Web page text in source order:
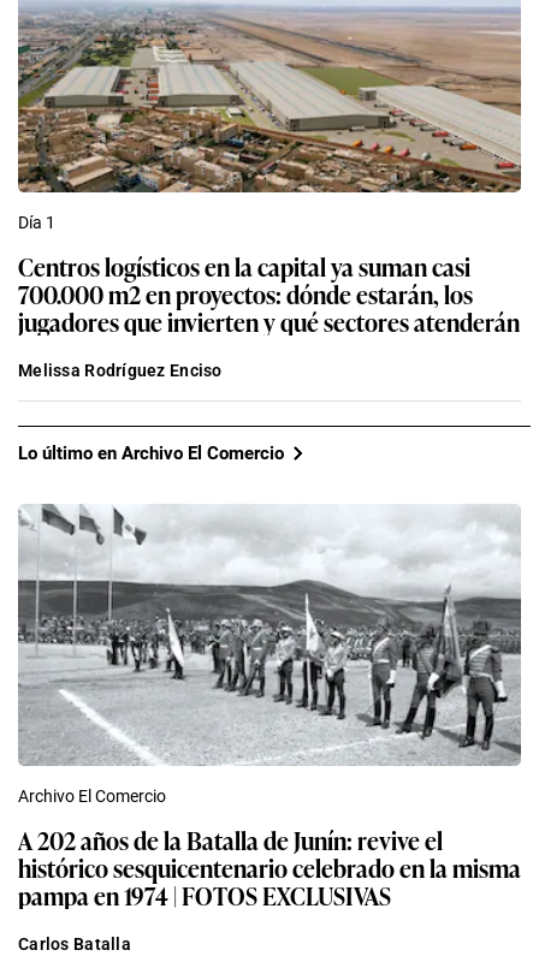
Día 1
Centros logísticos en la capital ya suman casi
700.000 m2 en proyectos: dónde estarán, los
jugadores que invierten y qué sectores atenderán
Melissa Rodríguez Enciso
Lo último en Archivo El Comercio
Archivo El Comercio
A 202 años de la Batalla de Junín: revive el
histórico sesquicentenario celebrado en la misma
pampa en 1974 | FOTOS EXCLUSIVAS
Carlos Batalla